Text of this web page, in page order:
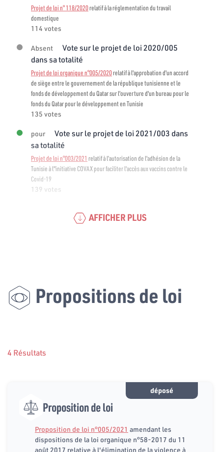
Projet de loi n° 118/2020relatif à la réglementation du travail
domestique
114 votes
Absent
Vote sur le projet de loi 2020/005
dans sa totalité
Projet de loi organique n°005/2020relatif à l'approbation d'un accord
de siège entre le gouvernement de la république tunisienne et le
fonds de développement du Qatar sur l'ouverture d'un bureau pour le
fonds du Qatar pour le développement en Tunisie
135 votes
pour
Vote sur le projet de loi 2021/003 dans
sa totalité
Projet de loi n°003/2021 relatif à l’autorisation de l'adhésion de la
Tunisie à l"initiative COVAX pour faciliter l'accès aux vaccins contre le
Covid-19
139 votes
AFFICHER PLUS
Propositions de loi
4 Résultats
déposé
Proposition de loi
Proposition de loi n°005/2021 amendant les
dispositions de la loi organique n°58-2017 du 11
août 2017 relative à l'élimination de la violence à